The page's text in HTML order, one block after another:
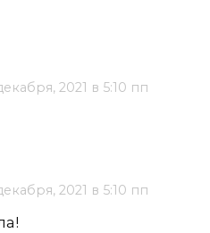
2021 в 5:10 пп
2021 в 5:10 пп